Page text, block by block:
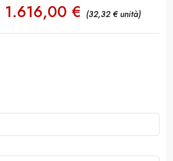
1.616,00 € (32,32 € unità)